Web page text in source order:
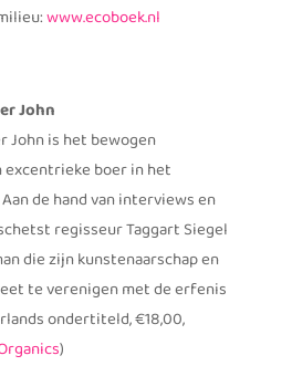
www.ecoboek.nl
John
John is het bewogen
excentrieke boer in het
de hand van interviews en
regisseur Taggart Siegel
die zijn kunstenaarschap en
te verenigen met de erfenis
ondertiteld, €18,00,
)